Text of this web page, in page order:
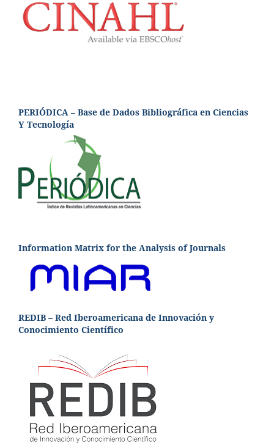
PERIÓDICA – Base de Dados Bibliográfica en Ciencias
Y Tecnología
Information Matrix for the Analysis of Journals
REDIB – Red Iberoamericana de Innovación y
Conocimiento Científico